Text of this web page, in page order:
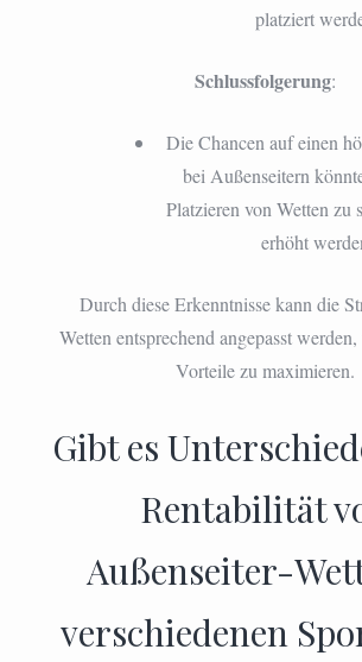
platziert
Schlussfolgerung:
Die Chancen auf einen
bei Außenseitern
Platzieren von Wetten zu
erhöht
Durch diese Erkenntnisse kann die
Wetten entsprechend angepasst
Vorteile zu maximieren.
Gibt es
Rentabilität
Außenseiter-
verschiedenen